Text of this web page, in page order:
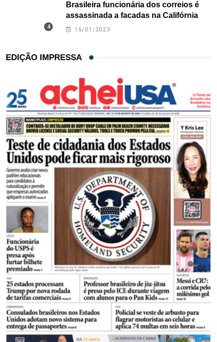
Brasileira funcionária dos correios é
assassinada a facadas na Califórnia
16/01/2023
EDIÇÃO IMPRESSA